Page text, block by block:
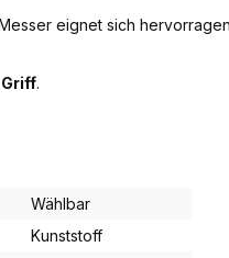
eignet sich
.
Wählbar
Kunststoff